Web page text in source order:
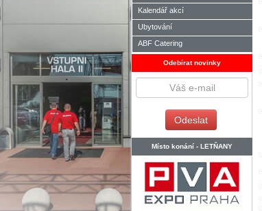
Kalendář akcí
Ubytování
ABF Catering
Odebírat novinky
Místo konání - LETŇANY